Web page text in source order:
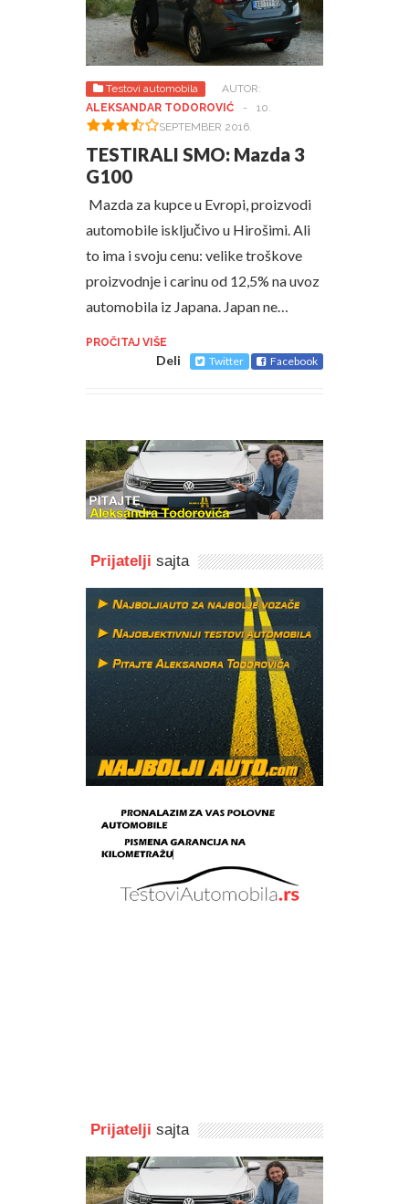
Testovi automobila
AUTOR:
ALEKSANDAR TODOROVIĆ
-
10.
SEPTEMBER 2016.
TESTIRALI SMO: Mazda 3
G100
Mazda za kupce u Evropi, proizvodi
automobile isključivo u Hirošimi. Ali
to ima i svoju cenu: velike troškove
proizvodnje i carinu od 12,5% na uvoz
automobila iz Japana. Japan ne…
PROČITAJ VIŠE
Deli Twitter Facebook
Prijatelji sajta
Prijatelji sajta